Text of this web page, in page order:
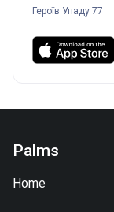
Героїв Упаду 77
Palms
Home